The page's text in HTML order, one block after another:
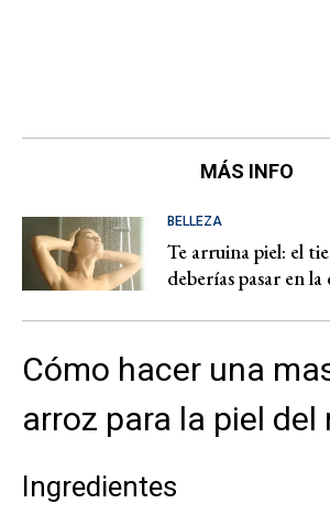
MÁS INFO
BELLEZA
Te arruina piel: el
deberías pasar en la
Cómo hacer una
arroz para la piel del
Ingredientes